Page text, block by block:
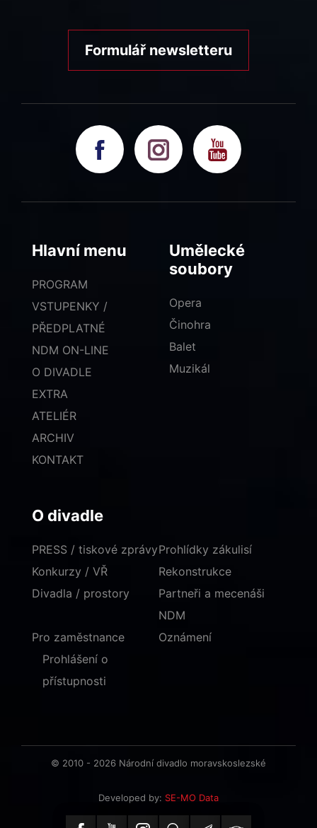
Formulář newsletteru
Hlavní menu
PROGRAM
VSTUPENKY /
PŘEDPLATNÉ
NDM ON-LINE
O DIVADLE
EXTRA
ATELIÉR
ARCHIV
KONTAKT
Umělecké
soubory
Opera
Činohra
Balet
Muzikál
O divadle
PRESS / tiskové zprávy
Konkurzy / VŘ
Divadla / prostory
Prohlídky zákulisí
Rekonstrukce
Partneři a mecenáši
NDM
Pro zaměstnance
Oznámení
Prohlášení o
přístupnosti
© 2010 - 2026 Národní divadlo moravskoslezské
Developed by: SE-MO Data